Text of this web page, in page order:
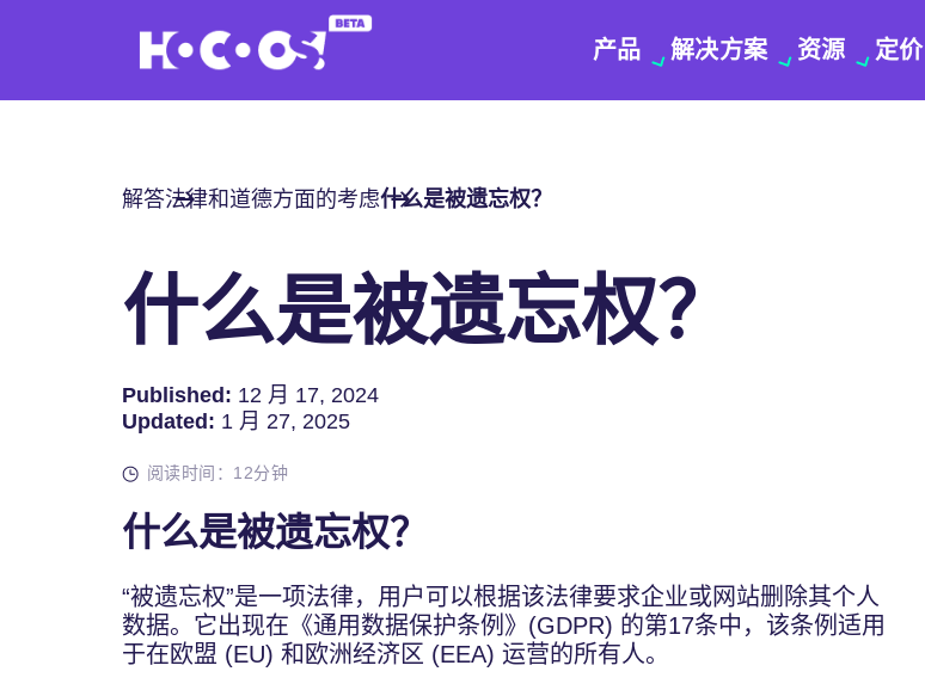
产品 解决方案 资源 定价
解答法律和道德方面的考虑什么是被遗忘权？
什么是被遗忘权？
Published: 12 月 17, 2024
Updated: 1 月 27, 2025
阅读时间：12分钟
什么是被遗忘权？
“被遗忘权”是一项法律，用户可以根据该法律要求企业或网站删除其个人
数据。它出现在《通用数据保护条例》(GDPR) 的第17条中，该条例适用
于在欧盟 (EU) 和欧洲经济区 (EEA) 运营的所有人。